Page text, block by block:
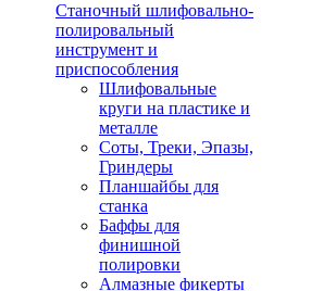
Станочный шлифовально-
полировальный
инструмент и
приспособления
Шлифовальные
круги на пластике и
металле
Соты, Треки, Эпазы,
Гриндеры
Планшайбы для
станка
Баффы для
финишной
полировки
Алмазные фикерты